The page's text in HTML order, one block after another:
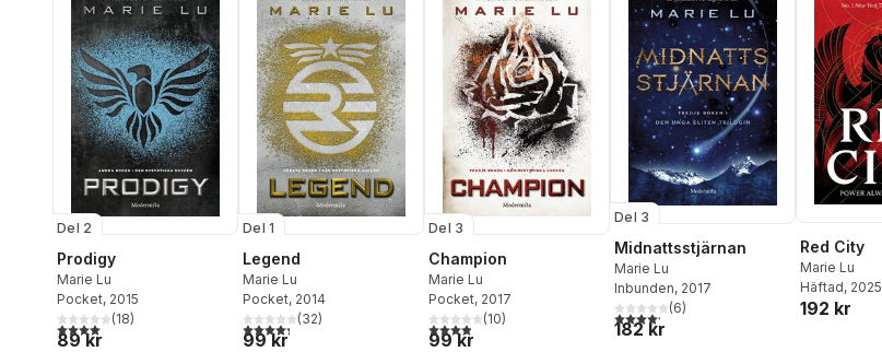
Del 2
Prodigy
Marie Lu
Pocket, 2015
4,0utav 5 stjärnor. Totalt antal röster:
(18)
89 kr
Del 1
Legend
Marie Lu
Pocket, 2014
4,3utav 5 stjärnor. Totalt antal röster:
(32)
99 kr
Del 3
Champion
Marie Lu
Pocket, 2017
3,9utav 5 stjärnor. Totalt antal röster:
(10)
99 kr
Del 3
Midnattsstjärnan
Marie Lu
Inbunden, 2017
4,2utav 5 stjärnor. Totalt antal röster:
(6)
182 kr
Red City
Marie Lu
Häftad, 2025
192 kr